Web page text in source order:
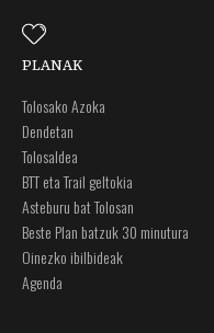
PLANAK
Tolosako Azoka
Dendetan
Tolosaldea
BTT eta Trail geltokia
Asteburu bat Tolosan
Beste Plan batzuk 30 minutura
Oinezko ibilbideak
Agenda